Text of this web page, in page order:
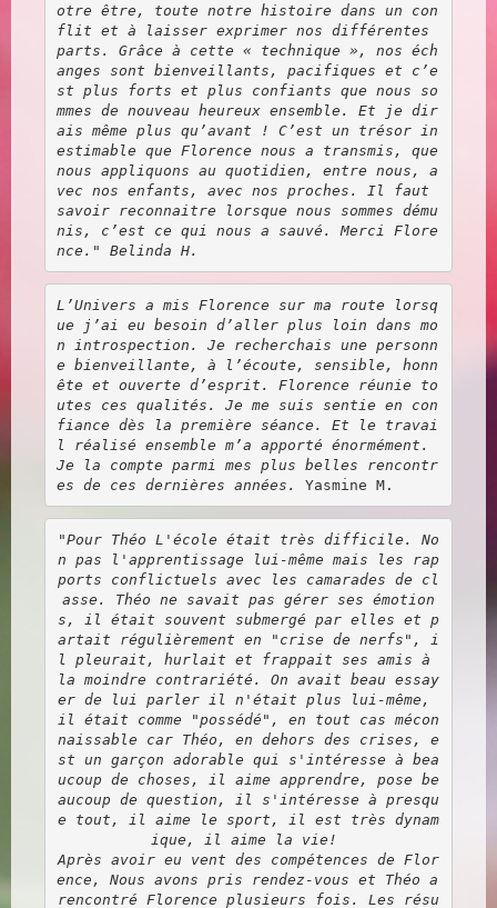
otre être, toute notre histoire dans un con
flit et à laisser exprimer nos différentes
parts. Grâce à cette « technique », nos éch
anges sont bienveillants, pacifiques et c’e
st plus forts et plus confiants que nous so
mmes de nouveau heureux ensemble. Et je dir
ais même plus qu’avant ! C’est un trésor in
estimable que Florence nous a transmis, que
nous appliquons au quotidien, entre nous, a
vec nos enfants, avec nos proches. Il faut
savoir reconnaitre lorsque nous sommes dému
nis, c’est ce qui nous a sauvé. Merci Flore
nce." Belinda H.
L’Univers a mis Florence sur ma route lorsq
ue j’ai eu besoin d’aller plus loin dans mo
n introspection. Je recherchais une personn
e bienveillante, à l’écoute, sensible, honn
ête et ouverte d’esprit. Florence réunie to
utes ces qualités. Je me suis sentie en con
fiance dès la première séance. Et le travai
l réalisé ensemble m’a apporté énormément.
Je la compte parmi mes plus belles rencontr
es de ces dernières années.
"Pour Théo L'école était très difficile. No
n pas l'apprentissage lui-même mais les rap
ports conflictuels avec les camarades de cl
asse. Théo ne savait pas gérer ses émotion
s, il était souvent submergé par elles et p
artait régulièrement en "crise de nerfs", i
l pleurait, hurlait et frappait ses amis à
la moindre contrariété. On avait beau essay
er de lui parler il n'était plus lui-même,
il était comme "possédé", en tout cas mécon
naissable car Théo, en dehors des crises, e
st un garçon adorable qui s'intéresse à bea
ucoup de choses, il aime apprendre, pose be
aucoup de question, il s'intéresse à presqu
e tout, il aime le sport, il est très dynam
ique, il aime la vie!
Après avoir eu vent des compétences de Flor
ence, Nous avons pris rendez-vous et Théo a
rencontré Florence plusieurs fois. Les résu